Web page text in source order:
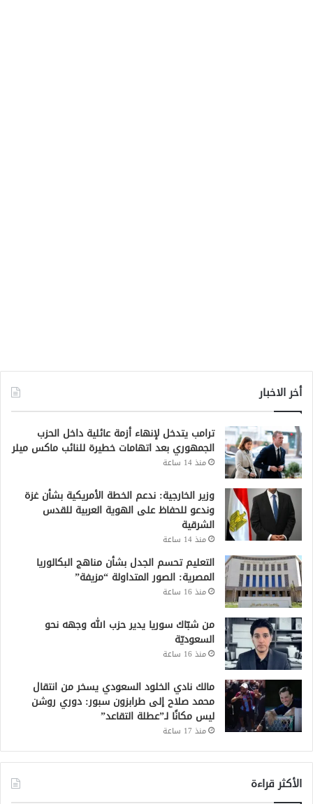
أخر الاخبار
ترامب يتدخل لإنهاء أزمة عائلية داخل الحزب
الجمهوري بعد اتهامات خطيرة للنائب ماكس ميلر
منذ 14 ساعة
وزير الخارجية: ندعم الخطة الأمريكية بشأن غزة
وندعو للحفاظ على الهوية العربية للقدس
الشرقية
منذ 14 ساعة
التعليم تحسم الجدل بشأن مناهج البكالوريا
المصرية: الصور المتداولة “مزيفة”
منذ 16 ساعة
من شبّاك سوريا يدير حزب الله وجهه نحو
السعوديّة
منذ 16 ساعة
مالك نادي الخلود السعودي يسخر من انتقال
محمد صلاح إلى طرابزون سبور: دوري روشن
ليس مكانًا لـ”عطلة التقاعد”
منذ 17 ساعة
الأكثر قراءة